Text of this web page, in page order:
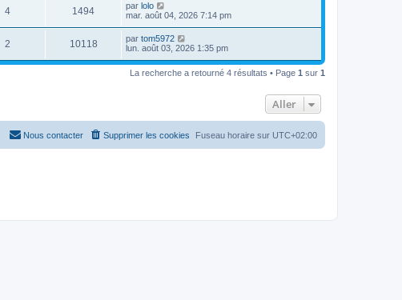
4 1494 par lolo
mar. août 04, 2026 7:14 pm
2 10118 par tom5972
lun. août 03, 2026 1:35 pm
La recherche a retourné 4 résultats • Page 1 sur 1
Aller
Fuseau horaire sur UTC+02:00
Supprimer les cookies
Nous contacter